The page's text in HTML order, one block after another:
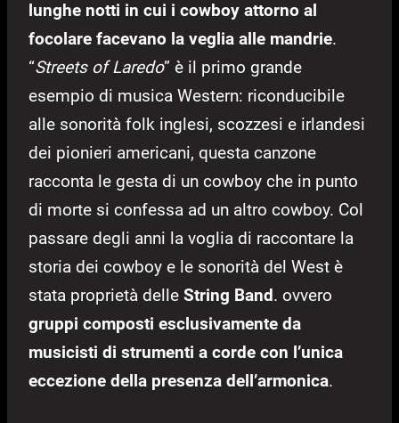
lunghe notti in cui i cowboy attorno al
focolare facevano la veglia alle mandrie.
“Streets of Laredo” è il primo grande
esempio di musica Western: riconducibile
alle sonorità folk inglesi, scozzesi e irlandesi
dei pionieri americani, questa canzone
racconta le gesta di un cowboy che in punto
di morte si confessa ad un altro cowboy. Col
passare degli anni la voglia di raccontare la
storia dei cowboy e le sonorità del West è
stata proprietà delle String Band. ovvero
gruppi composti esclusivamente da
musicisti di strumenti a corde con l’unica
eccezione della presenza dell’armonica.